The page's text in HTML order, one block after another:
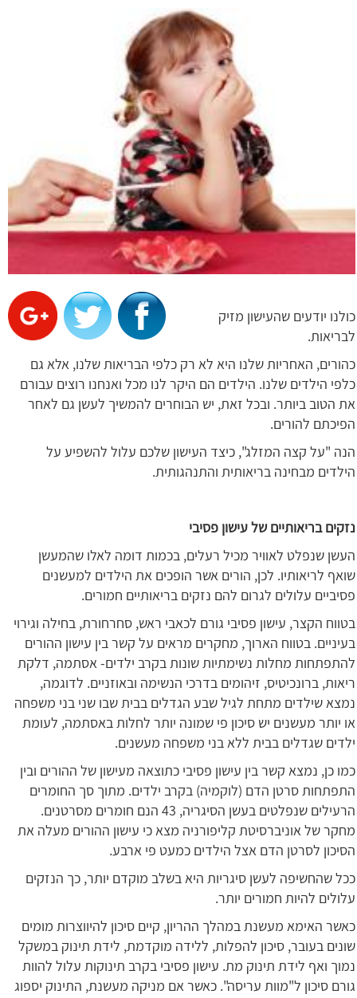
כולנו יודעים שהעישון מזיק
לבריאות.
כהורים, האחריות שלנו היא לא רק כלפי הבריאות שלנו, אלא גם
כלפי הילדים שלנו. הילדים הם היקר לנו מכל ואנחנו רוצים עבורם
את הטוב ביותר. ובכל זאת, יש הבוחרים להמשיך לעשן גם לאחר
הפיכתם להורים.
הנה "על קצה המזלג", כיצד העישון שלכם עלול להשפיע על
הילדים מבחינה בריאותית והתנהגותית.
נזקים בריאותיים של עישון פסיבי
העשן שנפלט לאוויר מכיל רעלים, בכמות דומה לאלו שהמעשן
שואף לריאותיו. לכן, הורים אשר הופכים את הילדים למעשנים
פסיביים עלולים לגרום להם נזקים בריאותיים חמורים.
בטווח הקצר, עישון פסיבי גורם לכאבי ראש, סחרחורת, בחילה וגירוי
בעיניים. בטווח הארוך, מחקרים מראים על קשר בין עישון ההורים
להתפתחות מחלות נשימתיות שונות בקרב ילדים- אסתמה, דלקת
ריאות, ברונכיטיס, זיהומים בדרכי הנשימה ובאוזניים. לדוגמה,
נמצא שילדים מתחת לגיל שבע הגדלים בבית שבו שני בני משפחה
או יותר מעשנים יש סיכון פי שמונה יותר לחלות באסתמה, לעומת
ילדים שגדלים בבית ללא בני משפחה מעשנים.
כמו כן, נמצא קשר בין עישון פסיבי כתוצאה מעישון של ההורים ובין
התפתחות סרטן הדם (לוקמיה) בקרב ילדים. מתוך סך החומרים
הרעילים שנפלטים בעשן הסיגריה, 43 הנם חומרים מסרטנים.
מחקר של אוניברסיטת קליפורניה מצא כי עישון ההורים מעלה את
הסיכון לסרטן הדם אצל הילדים כמעט פי ארבע.
ככל שהחשיפה לעשן סיגריות היא בשלב מוקדם יותר, כך הנזקים
עלולים להיות חמורים יותר.
כאשר האימא מעשנת במהלך ההריון, קיים סיכון להיווצרות מומים
שונים בעובר, סיכון להפלות, ללידה מוקדמת, לידת תינוק במשקל
נמוך ואף לידת תינוק מת. עישון פסיבי בקרב תינוקות עלול להוות
גורם סיכון ל"מוות עריסה". כאשר אם מניקה מעשנת, התינוק יספוג